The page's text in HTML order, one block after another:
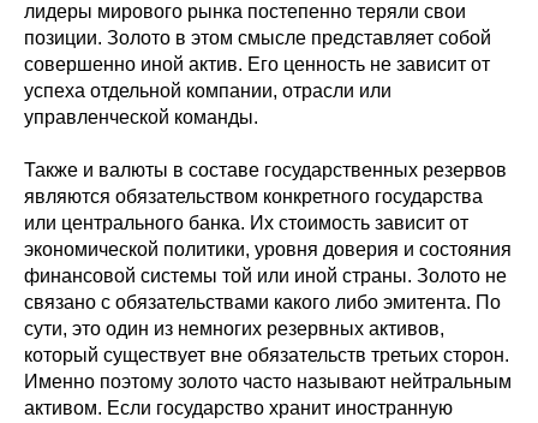
лидеры мирового рынка постепенно теряли свои
позиции. Золото в этом смысле представляет собой
совершенно иной актив. Его ценность не зависит от
успеха отдельной компании, отрасли или
управленческой команды.
Также и валюты в составе государственных резервов
являются обязательством конкретного государства
или центрального банка. Их стоимость зависит от
экономической политики, уровня доверия и состояния
финансовой системы той или иной страны. Золото не
связано с обязательствами какого либо эмитента. По
сути, это один из немногих резервных активов,
который существует вне обязательств третьих сторон.
Именно поэтому золото часто называют нейтральным
активом. Если государство хранит иностранную